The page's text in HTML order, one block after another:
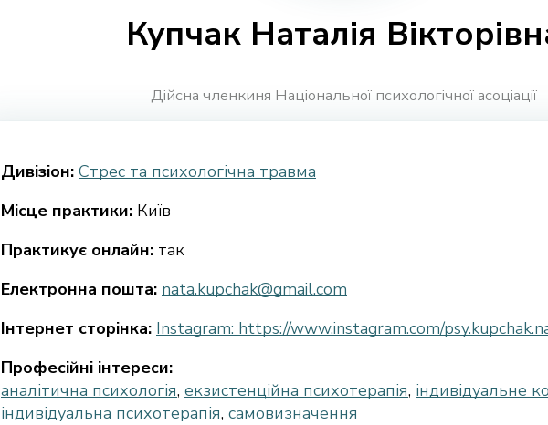
Купчак Наталія
Дійсна членкиня Національної психологічної асоціації
Дивізіон: Стрес та психологічна травма
Місце практики: Київ
Практикує онлайн: так
Електронна пошта: nata.kupchak@gmail.com
Інтернет сторінка: Instagram: https://www.instagram.com/
Професійні інтереси:
аналітична психологія, екзистенційна психотерапія, індивідуальне
індивідуальна психотерапія, самовизначення